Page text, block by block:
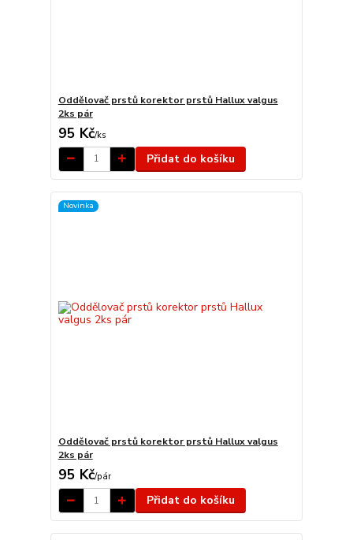
Oddělovač prstů korektor prstů Hallux valgus
2ks pár
95 Kč/ks
Přidat do košíku
Novinka
Oddělovač prstů korektor prstů Hallux valgus
2ks pár
95 Kč/pár
Přidat do košíku